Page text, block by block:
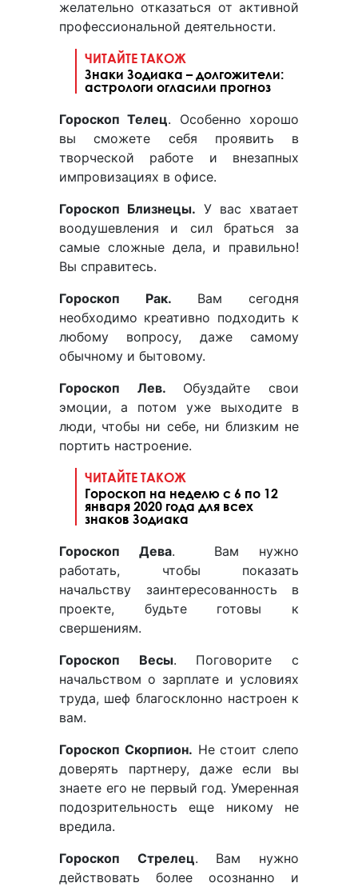
желательно отказаться от активной
профессиональной деятельности.
ЧИТАЙТЕ ТАКОЖ
Знаки Зодиака – долгожители:
астрологи огласили прогноз
Гороскоп Телец. Особенно хорошо
вы сможете себя проявить в
творческой работе и внезапных
импровизациях в офисе.
Гороскоп Близнецы. У вас хватает
воодушевления и сил браться за
самые сложные дела, и правильно!
Вы справитесь.
Гороскоп Рак. Вам сегодня
необходимо креативно подходить к
любому вопросу, даже самому
обычному и бытовому.
Гороскоп Лев. Обуздайте свои
эмоции, а потом уже выходите в
люди, чтобы ни себе, ни близким не
портить настроение.
ЧИТАЙТЕ ТАКОЖ
Гороскоп на неделю с 6 по 12
января 2020 года для всех
знаков Зодиака
Гороскоп Дева. Вам нужно
работать, чтобы показать
начальству заинтересованность в
проекте, будьте готовы к
свершениям.
Гороскоп Весы. Поговорите с
начальством о зарплате и условиях
труда, шеф благосклонно настроен к
вам.
Гороскоп Скорпион. Не стоит слепо
доверять партнеру, даже если вы
знаете его не первый год. Умеренная
подозрительность еще никому не
вредила.
Гороскоп Стрелец. Вам нужно
действовать более осознанно и